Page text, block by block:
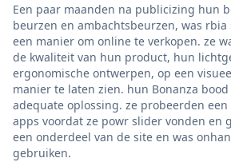
Een paar maanden na publicizing hun
beurzen en ambachtsbeurzen, was rbia
een manier om online te verkopen. ze
de kwaliteit van hun product, hun
ergonomische ontwerpen, op een
manier te laten zien. hun Bonanza
adequate oplossing. ze probeerden
apps voordat ze powr slider vonden en
een onderdeel van de site en was
gebruiken.